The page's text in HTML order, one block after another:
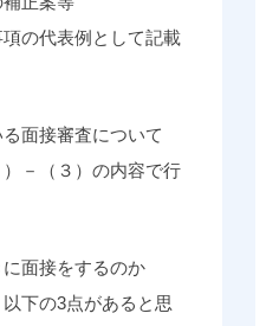
の代表例として記載
面接審査について
－（３）の内容で行
面接をするのか
下の3点があると思